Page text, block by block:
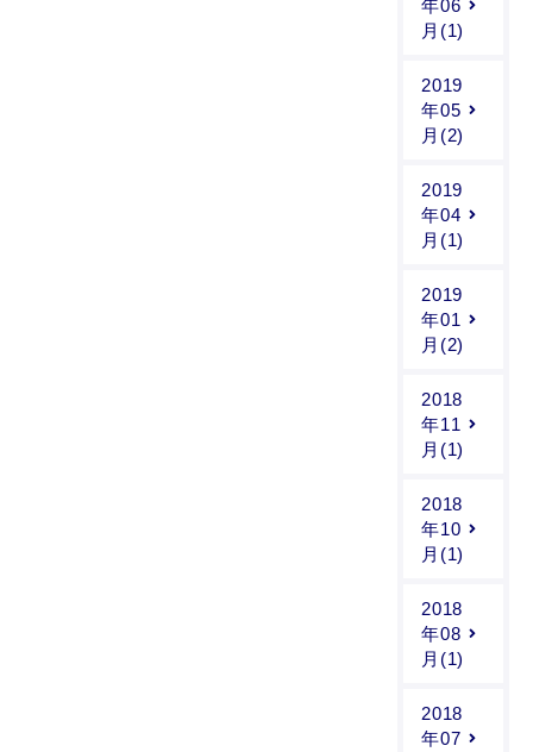
年06
月(1)
2019
年05
月(2)
2019
年04
月(1)
2019
年01
月(2)
2018
年11
月(1)
2018
年10
月(1)
2018
年08
月(1)
2018
年07